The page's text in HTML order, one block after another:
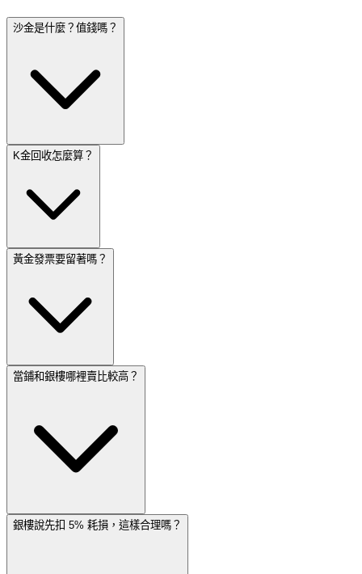
沙金是什麼？值錢嗎？
K金回收怎麼算？
黃金發票要留著嗎？
當鋪和銀樓哪裡賣比較高？
銀樓說先扣 5% 耗損，這樣合理嗎？